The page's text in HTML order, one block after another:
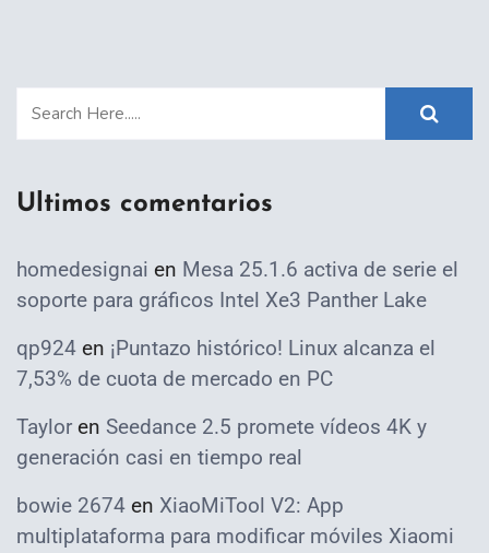
Ultimos comentarios
homedesignai en Mesa 25.1.6 activa de serie el
soporte para gráficos Intel Xe3 Panther Lake
qp924 en ¡Puntazo histórico! Linux alcanza el
7,53% de cuota de mercado en PC
Taylor en Seedance 2.5 promete vídeos 4K y
generación casi en tiempo real
bowie 2674 en XiaoMiTool V2: App
multiplataforma para modificar móviles Xiaomi